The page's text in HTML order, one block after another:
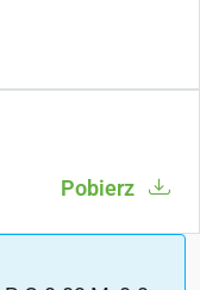
Pobierz